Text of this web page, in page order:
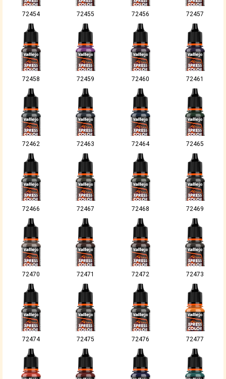
72454 72455 72456 72457
72458 72459 72460 72461
72462 72463 72464 72465
72466 72467 72468 72469
72470 72471 72472 72473
72474 72475 72476 72477